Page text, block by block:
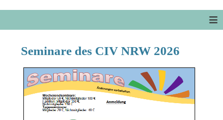
≡
Seminare des CIV NRW 2026